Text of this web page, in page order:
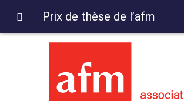
Prix de thèse de l’afm